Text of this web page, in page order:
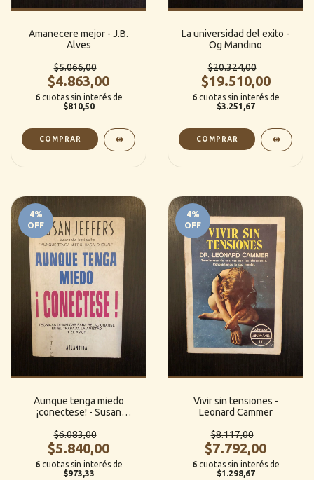
Amanecere mejor - J.B.
Alves
$5.066,00
$4.863,00
6 cuotas sin interés de
$810,50
La universidad del exito -
Og Mandino
$20.324,00
$19.510,00
6 cuotas sin interés de
$3.251,67
4%
OFF
Aunque tenga miedo
¡conectese! - Susan
$6.083,00
$5.840,00
6 cuotas sin interés de
$973,33
4%
OFF
Vivir sin tensiones -
Leonard Cammer
$8.117,00
$7.792,00
6 cuotas sin interés de
$1.298,67